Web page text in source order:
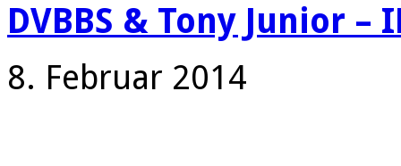
DVBBS & Tony Junior –
8. Februar 2014